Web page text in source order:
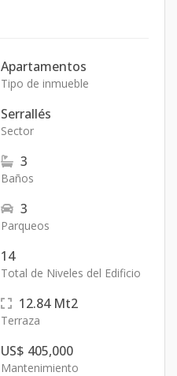
Apartamentos
Tipo de inmueble
Serrallés
Sector
3
Baños
3
Parqueos
14
Total de Niveles del Edificio
12.84 Mt2
Terraza
US$ 405,000
Mantenimiento